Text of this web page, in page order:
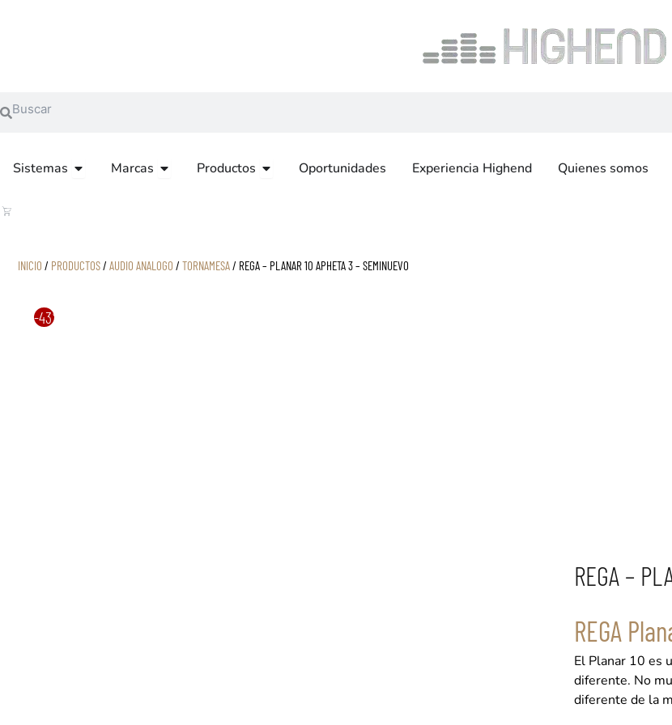
Search
Sistemas OPEN SISTEMAS
Marcas OPEN MARCASProductos OPEN PRODUCTOS
Oportunidades Experiencia Highend Quienes somos
CART
INICIO / PRODUCTOS/ AUDIO ANALOGO / TORNAMESA/ REGA – PLANAR 10 APHETA 3 – SEMINUEVO
-43%
REGA –
REGA
El Planar 10 es
diferente. No
diferente de la